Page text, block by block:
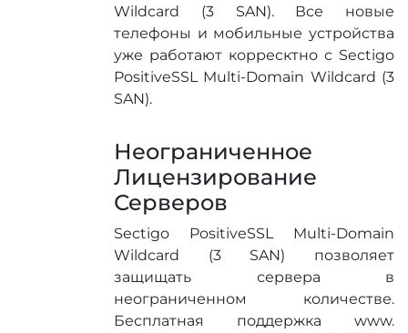
Wildcard (3 SAN). Все новые
телефоны и мобильные устройства
уже работают корресктно с Sectigo
PositiveSSL Multi-Domain Wildcard (3
SAN).
Неограниченное
Лицензирование
Серверов
Sectigo PositiveSSL Multi-Domain
Wildcard (3 SAN) позволяет
защищать сервера в
неограниченном количестве.
Бесплатная поддержка www.